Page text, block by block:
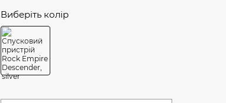
Виберіть колір